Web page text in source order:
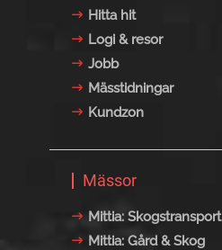
Hitta hit
Logi & resor
Jobb
Mässtidningar
Kundzon
Mässor
Mittia: Skogstransport
Mittia: Gård & Skog